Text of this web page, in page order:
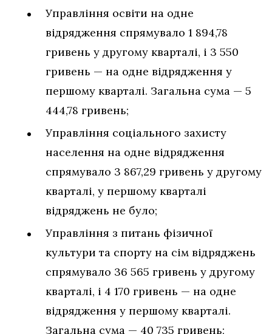
Управління освіти на одне
відрядження спрямувало 1 894,78
гривень у другому кварталі, і 3 550
гривень — на одне відрядження у
першому кварталі. Загальна сума — 5
444,78 гривень;
Управління соціального захисту
населення на одне відрядження
спрямувало 3 867,29 гривень у другому
кварталі, у першому кварталі
відряджень не було;
Управління з питань фізичної
культури та спорту на сім відряджень
спрямувало 36 565 гривень у другому
кварталі, і 4 170 гривень — на одне
відрядження у першому кварталі.
Загальна сума — 40 735 гривень;